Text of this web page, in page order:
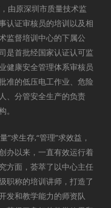
由原深圳市质量技术监
认证审核员的培训以及相
监督培训中心的下属公
是首批经国家认证认可监
健康安全管理体系审核员
准的低压电工作业、危险
、分管安全生产的负责
”求生存,“管理”求效益，
办以来，一直有效运行着
方面，荟萃了以中心主任
职称的培训讲师，打造了
发和教学能力的师资队